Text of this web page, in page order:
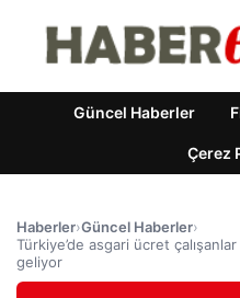
Güncel Haberler
Çerez
Haberler›Güncel Haberler›
Türkiye’de asgari ücret
geliyor